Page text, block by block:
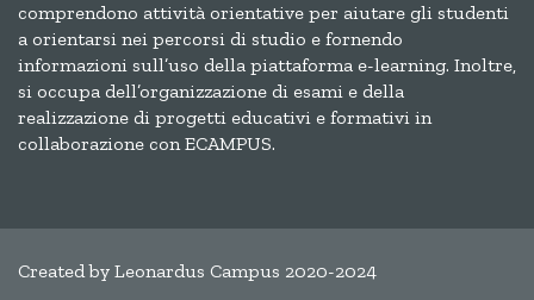
comprendono attività orientative per aiutare gli studenti
a orientarsi nei percorsi di studio e fornendo
informazioni sull’uso della piattaforma e-learning. Inoltre,
si occupa dell’organizzazione di esami e della
realizzazione di progetti educativi e formativi in
collaborazione con ECAMPUS.
Created by Leonardus Campus 2020-2024